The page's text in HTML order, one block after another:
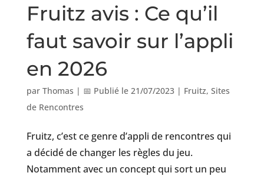
Fruitz avis : Ce qu’il
faut savoir sur l’appli
en 2026
par Thomas | 📅 Publié le 21/07/2023| Fruitz, Sites
de Rencontres
Fruitz, c’est ce genre d’appli de rencontres qui
a décidé de changer les règles du jeu.
Notamment avec un concept qui sort un peu